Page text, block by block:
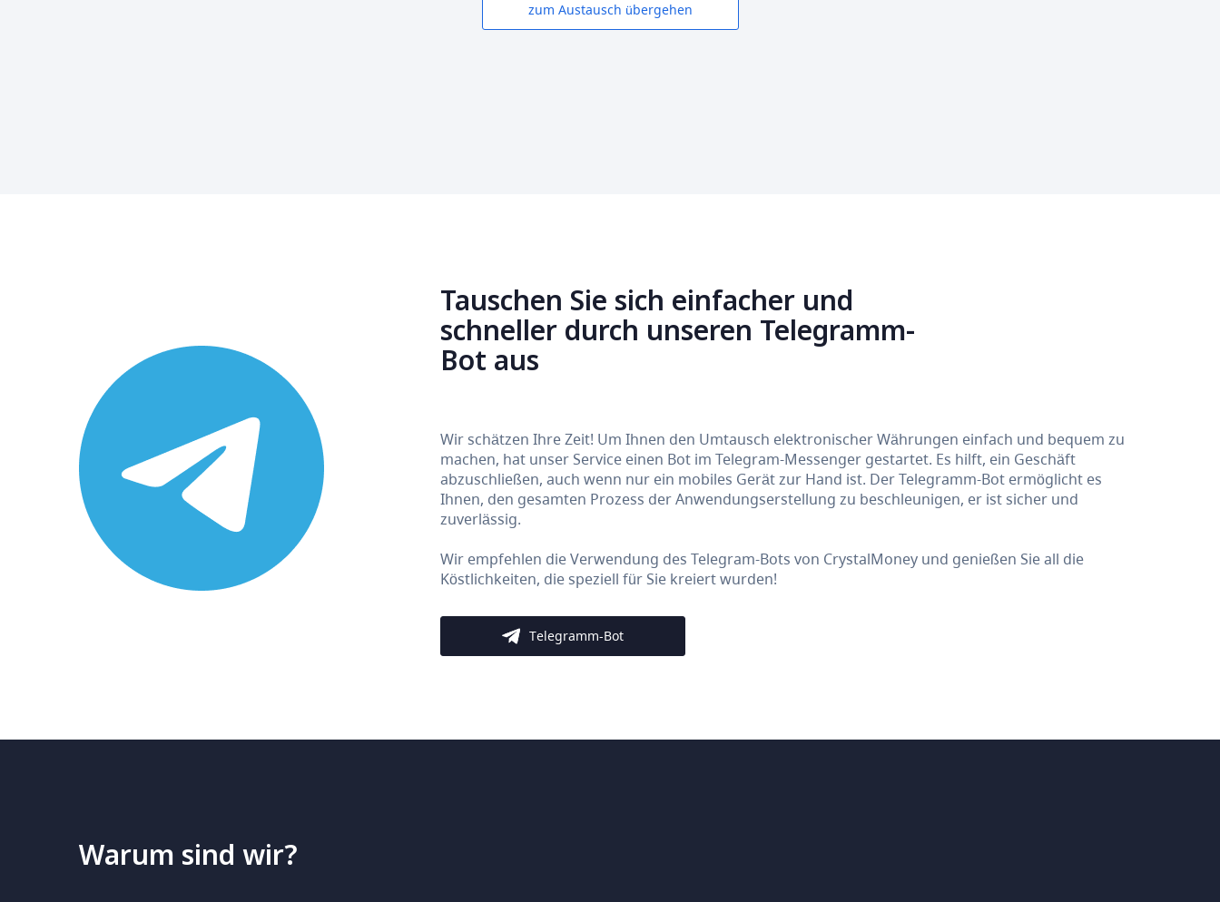
zum Austausch übergehen
Tauschen Sie sich einfacher und
schneller durch unseren Telegramm-
Bot aus
Wir schätzen Ihre Zeit! Um Ihnen den Umtausch elektronischer Währungen einfach und bequem zu
machen, hat unser Service einen Bot im Telegram-Messenger gestartet. Es hilft, ein Geschäft
abzuschließen, auch wenn nur ein mobiles Gerät zur Hand ist. Der Telegramm-Bot ermöglicht es
Ihnen, den gesamten Prozess der Anwendungserstellung zu beschleunigen, er ist sicher und
zuverlässig.
Wir empfehlen die Verwendung des Telegram-Bots von CrystalMoney und genießen Sie all die
Köstlichkeiten, die speziell für Sie kreiert wurden!
Telegramm-Bot
Warum sind wir?